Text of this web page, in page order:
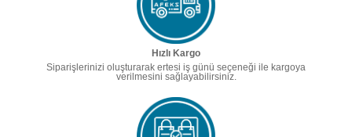
Hızlı Kargo
Siparişlerinizi oluşturarak ertesi iş günü seçeneği ile kargoya
verilmesini sağlayabilirsiniz.